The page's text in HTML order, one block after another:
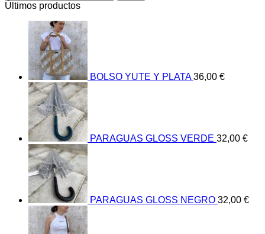
Últimos productos
BOLSO YUTE Y PLATA 36,00 €
PARAGUAS GLOSS VERDE 32,00 €
PARAGUAS GLOSS NEGRO 32,00 €